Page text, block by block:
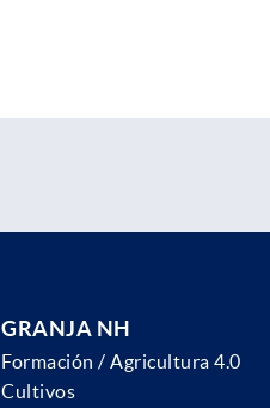
GRANJA NH
Formación / Agricultura 4.0
Cultivos